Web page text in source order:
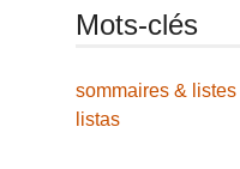
Mots-clés
sommaires &
listas